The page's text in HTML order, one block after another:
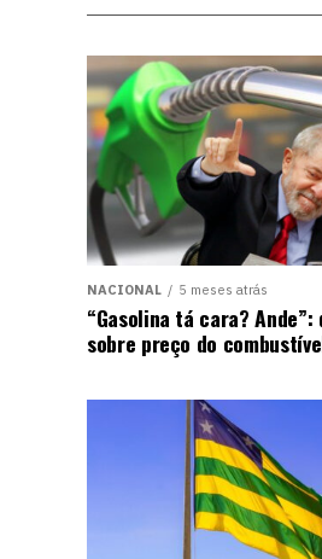
NACIONAL 5 meses atrás
“Gasolina tá cara? Ande”:
sobre preço do